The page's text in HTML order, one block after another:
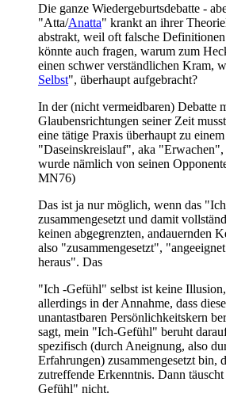
Die ganze Wiedergeburtsdebatte -
"Atta/Anatta" krankt an ihrer
abstrakt, weil oft falsche
könnte auch fragen, warum zum
einen schwer verständlichen Kram,
Selbst", überhaupt aufgebracht?
In der (nicht vermeidbaren) Debatte
Glaubensrichtungen seiner Zeit
eine tätige Praxis überhaupt zu
"Daseinskreislauf", aka "Erwachen",
wurde nämlich von seinen
MN76)
Das ist ja nur möglich, wenn das
zusammengesetzt und damit
keinen abgegrenzten, andauernden
also "zusammengesetzt",
heraus". Das
"Ich -Gefühl" selbst ist keine
allerdings in der Annahme, dass
unantastbaren Persönlichkeitskern
sagt, mein "Ich-Gefühl" beruht
spezifisch (durch Aneignung, also
Erfahrungen) zusammengesetzt bin,
zutreffende Erkenntnis. Dann
Gefühl" nicht.